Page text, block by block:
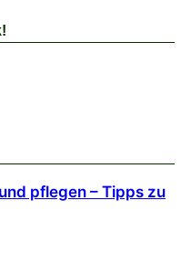
pflegen – Tipps zu